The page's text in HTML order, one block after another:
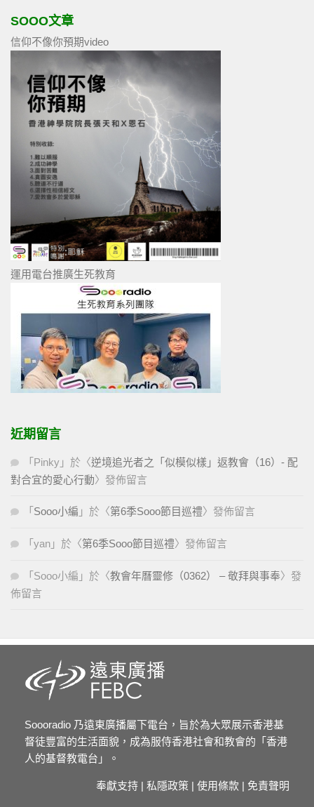
SOOO文章
信仰不像你預期video
運用電台推廣生死教育
近期留言
「 Pinky 」於〈逆境追光者之「似模似樣」返教會（16）- 配
對合宜的愛心行動〉發佈留言
「 Sooo小編 」於〈第6季Sooo節目巡禮〉發佈留言
「 yan 」於〈第6季Sooo節目巡禮〉發佈留言
「 Sooo小編 」於〈教會年曆靈修（0362） – 敬拜與事奉〉發
佈留言
Soooradio 乃遠東廣播屬下電台，旨於為大眾展示香港基
督徒豐富的生活面貌，成為服侍香港社會和教會的「香港
人的基督教電台」。
奉獻支持 | 私隱政策 | 使用條款 | 免責聲明